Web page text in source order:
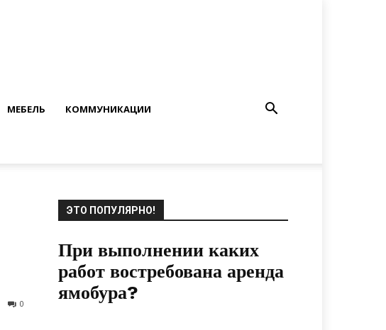
МЕБЕЛЬ КОММУНИКАЦИИ
0
ЭТО ПОПУЛЯРНО!
При выполнении каких
работ востребована аренда
ямобура?
05.07.2020